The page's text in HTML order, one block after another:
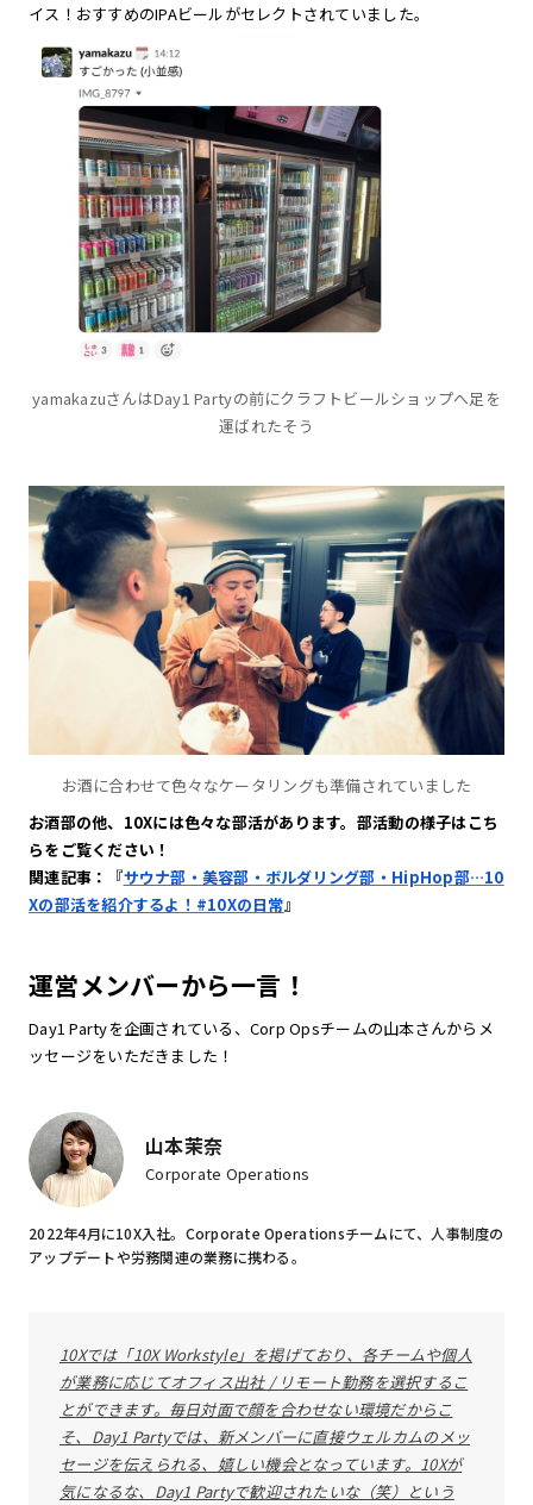
イス！おすすめのIPAビールがセレクトされていました。
yamakazuさんはDay1 Partyの前にクラフトビールショップへ足を
運ばれたそう
お酒に合わせて色々なケータリングも準備されていました
お酒部の他、10Xには色々な部活があります。部活動の様子はこち
らをご覧ください！
関連記事：
『サウナ部・美容部・ボルダリング部・HipHop部…10
Xの部活を紹介するよ！#10Xの日常』
運営メンバーから一言！
Day1 Partyを企画されている、Corp Opsチームの山本さんからメ
ッセージをいただきました！
山本茉奈
Corporate Operations
2022年4月に10X入社。Corporate Operationsチームにて、人事制度の
アップデートや労務関連の業務に携わる。
10Xでは「10X Workstyle」を掲げており、各チームや個人
が業務に応じてオフィス出社 / リモート勤務を選択するこ
とができます。毎日対面で顔を合わせない環境だからこ
そ、Day1 Partyでは、新メンバーに直接ウェルカムのメッ
セージを伝えられる、嬉しい機会となっています。10Xが
気になるな、Day1 Partyで歓迎されたいな（笑）という